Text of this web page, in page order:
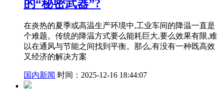
的“秘密武器”?
在炎热的夏季或高温生产环境中,工业车间的降温一直是
个难题。传统的降温方式要么能耗巨大,要么效果有限,难
以在通风与节能之间找到平衡。那么,有没有一种既高效
又经济的解决方案
国内新闻 时间：2025-12-16 18:44:07